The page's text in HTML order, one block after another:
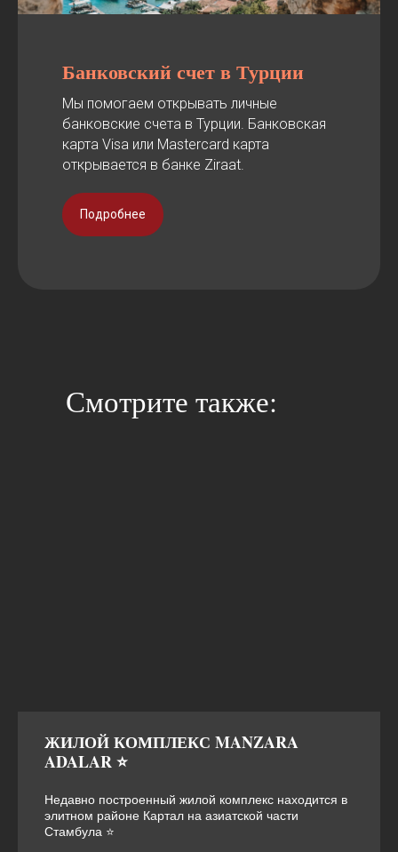
Банковский счет в Турции
Мы помогаем открывать личные
банковские счета в Турции. Банковская
карта Visa или Mastercard карта
открывается в банке Ziraat.
Подробнее
Смотрите также:
ЖИЛОЙ КОМПЛЕКС MANZARA
ADALAR ⭐
Недавно построенный жилой комплекс находится в
элитном районе Картал на азиатской части
Стамбула ⭐